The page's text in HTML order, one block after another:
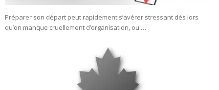
Préparer son départ peut rapidement s’avérer stressant dès lors
qu’on manque cruellement d’organisation, ou …